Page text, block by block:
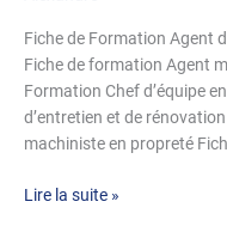
Fiche de Formation Agent
Fiche de formation Agent
Formation Chef d’équipe
d’entretien et de
machiniste en propreté
Lire la suite »